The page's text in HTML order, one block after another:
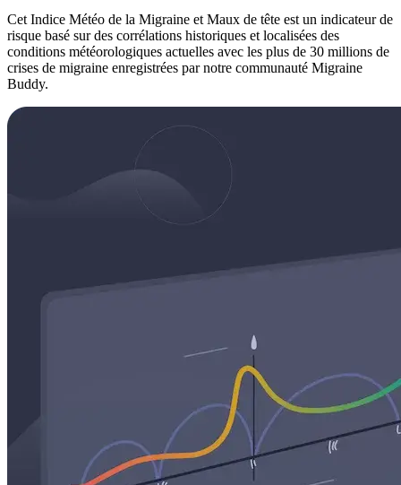
Cet Indice Météo de la Migraine et Maux de tête est un indicateur de
risque basé sur des corrélations historiques et localisées des
conditions météorologiques actuelles avec les plus de 30 millions de
crises de migraine enregistrées par notre communauté Migraine
Buddy.